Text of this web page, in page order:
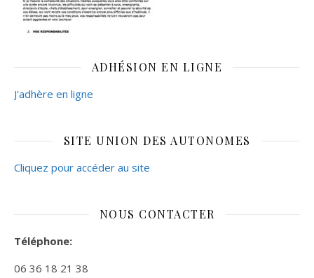
ADHÉSION EN LIGNE
J'adhère en ligne
SITE UNION DES AUTONOMES
Cliquez pour accéder au site
NOUS CONTACTER
Téléphone:
06 36 18 21 38